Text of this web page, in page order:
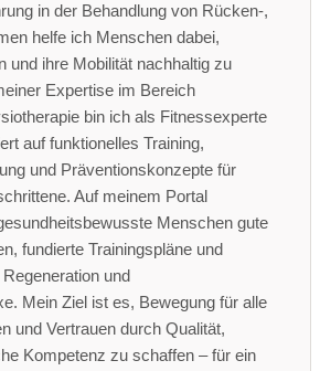
in der Behandlung von Rücken-,
helfe ich Menschen dabei,
und ihre Mobilität nachhaltig zu
Expertise im Bereich
bin ich als Fitnessexperte
auf funktionelles Training,
und Präventionskonzepte für
Auf meinem Portal
Menschen gute
fundierte Trainingspläne und
und
Mein Ziel ist es, Bewegung für alle
und Vertrauen durch Qualität,
Kompetenz zu schaffen – für ein